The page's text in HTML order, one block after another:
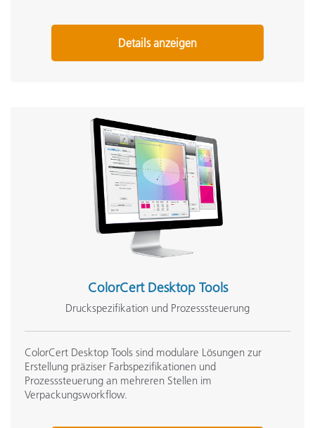
Details anzeigen
ColorCert Desktop Tools
Druckspezifikation und Prozesssteuerung
ColorCert Desktop Tools sind modulare Lösungen zur
Erstellung präziser Farbspezifikationen und
Prozesssteuerung an mehreren Stellen im
Verpackungsworkflow.